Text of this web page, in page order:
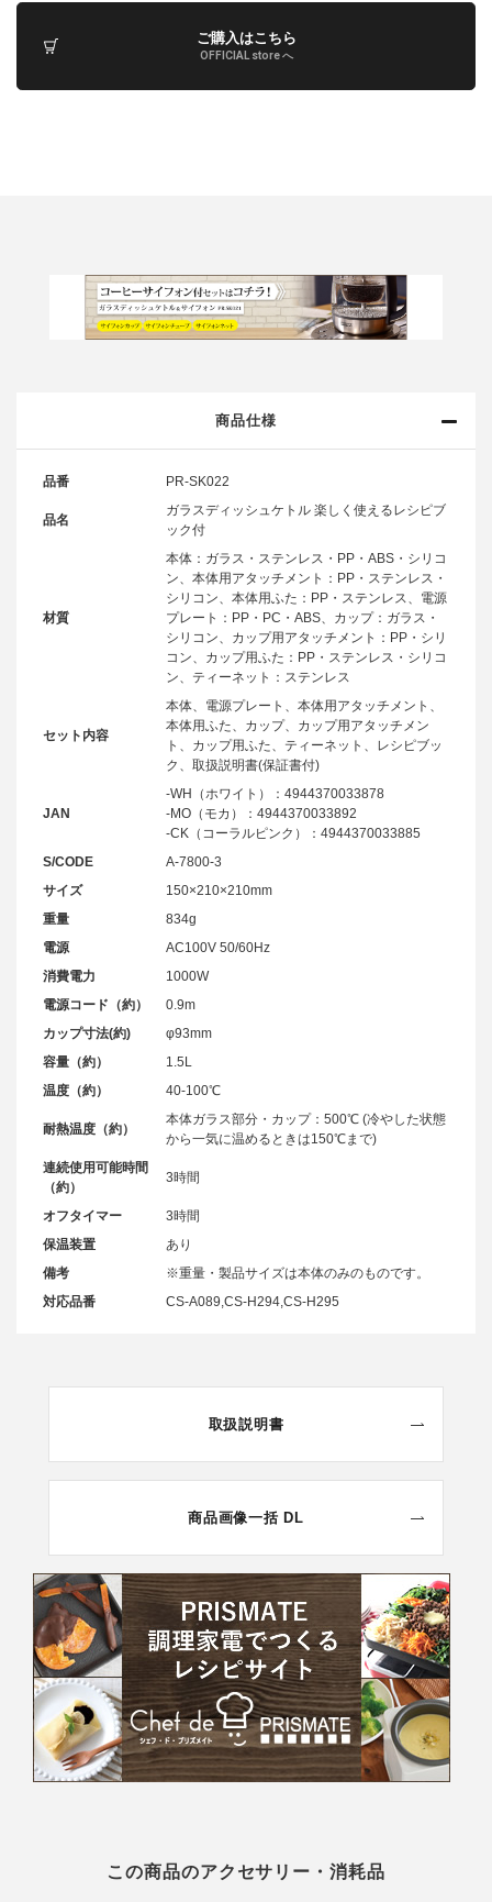
ご購入はこちら
OFFICIAL store へ
商品仕様
品番 PR-SK022
品名
ガラスディッシュケトル 楽しく使えるレシピブ
ック付
材質
本体：ガラス・ステンレス・PP・ABS・シリコ
ン、本体用アタッチメント：PP・ステンレス・
シリコン、本体用ふた：PP・ステンレス、電源
プレート：PP・PC・ABS、カップ：ガラス・
シリコン、カップ用アタッチメント：PP・シリ
コン、カップ用ふた：PP・ステンレス・シリコ
ン、ティーネット：ステンレス
セット内容
本体、電源プレート、本体用アタッチメント、
本体用ふた、カップ、カップ用アタッチメン
ト、カップ用ふた、ティーネット、レシピブッ
ク、取扱説明書(保証書付)
JAN
-WH（ホワイト）：4944370033878
-MO（モカ）：4944370033892
-CK（コーラルピンク）：4944370033885
S/CODE
A-7800-3
サイズ
150×210×210mm
重量
834g
電源
AC100V 50/60Hz
消費電力
1000W
電源コード（約）
0.9m
カップ寸法(約)
φ93mm
容量（約）
1.5L
温度（約）
40-100℃
耐熱温度（約）
本体ガラス部分・カップ：500℃ (冷やした状態
から一気に温めるときは150℃まで)
連続使用可能時間
（約）
3時間
オフタイマー
3時間
保温装置
あり
備考
※重量・製品サイズは本体のみのものです。
対応品番
CS-A089,CS-H294,CS-H295
取扱説明書
商品画像一括 DL
この商品のアクセサリー・消耗品